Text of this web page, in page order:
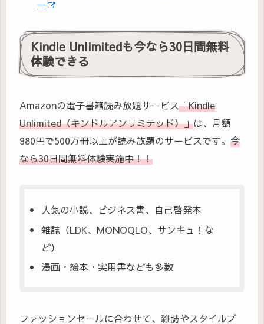
ー
Kindle Unlimitedも今なら30日間無料
体験できる
Amazonの電子書籍読み放題サービス「Kindle
Unlimited（キンドルアンリミテッド）」は、月額
980円で500万冊以上が読み放題のサービスです。 今
なら30日間無料体験実施中！！
人気の小説、ビジネス書、自己啓発本
雑誌（LDK、MONOQLO、サンキュ！な
ど）
漫画・絵本・実用書なども多数
ファッションセールに合わせて、雑誌やスタイルブ